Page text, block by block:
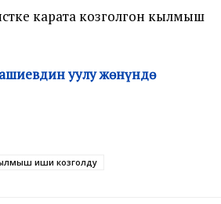
карата козголгон кылмыш
уулу жөнүндө
иши козголду